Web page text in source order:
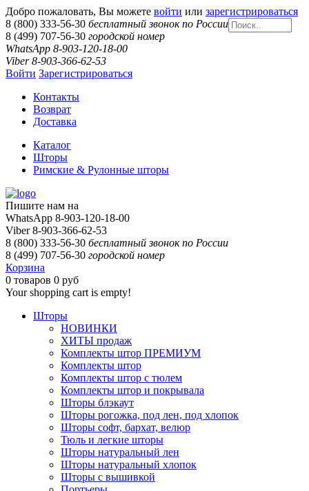
Добро пожаловать, Вы можете войти или зарегистрироваться
8 (800) 333-56-30 бесплатный звонок по России
8 (499) 707-56-30 городской номер
WhatsApp 8-903-120-18-00
Viber 8-903-366-62-53
Войти Зарегистрироваться
Контакты
Возврат
Доставка
Каталог
Шторы
Римские & Рулонные шторы
Пишите нам на
WhatsApp 8-903-120-18-00
Viber 8-903-366-62-53
8 (800) 333-56-30 бесплатный звонок по России
8 (499) 707-56-30 городской номер
Корзина
0 товаров 0 руб
Your shopping cart is empty!
Шторы
НОВИНКИ
ХИТЫ продаж
Комплекты штор ПРЕМИУМ
Комплекты штор
Комплекты штор с тюлем
Комплекты штор и покрывала
Шторы блэкаут
Шторы рогожка, под лен, под хлопок
Шторы софт, бархат, велюр
Тюль и легкие шторы
Шторы натуральный лен
Шторы натуральный хлопок
Шторы с вышивкой